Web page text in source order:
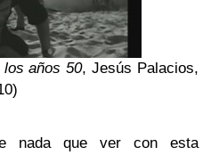
años 50, Jesús Palacios,
nada que ver con esta